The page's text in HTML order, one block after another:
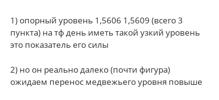
1) опорный уровень 1,5606 1,5609 (всего 3
пункта) на тф день иметь такой узкий уровень
это показатель его силы
2) но он реально далеко (почти фигура)
ожидаем перенос медвежьего уровня повыше